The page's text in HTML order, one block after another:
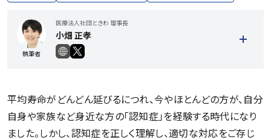
執筆者
医療法人社団ときわ 理事長
小畑 正孝
平均寿命がどんどん延びるにつれ、今やほとんどの方が、自分
自身や家族など身近な方の「認知症」を経験する時代になり
ました。しかし、認知症を正しく理解し、適切な対応をご存じ